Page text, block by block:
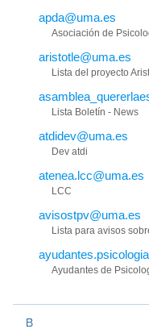
apda@uma.es
Asociación de
aristotle@uma.es
Lista del proyecto
Lista Boletín - News
atdidev@uma.es
Dev atdi
atenea.lcc@uma.es
LCC
avisostpv@uma.es
Lista para avisos
Ayudantes de
B